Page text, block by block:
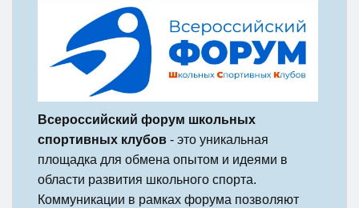
Всероссийский форум школьных
спортивных клубов - это уникальная
площадка для обмена опытом и идеями в
области развития школьного спорта.
Коммуникации в рамках форума позволяют